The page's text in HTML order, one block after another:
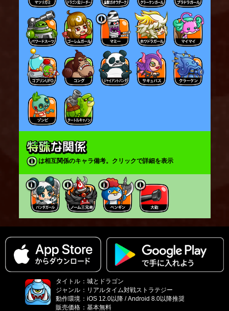
は相互関係のキャラ備考。クリックで詳細を表示
タイトル ： 城とドラゴン
ジャンル ： リアルタイム対戦ストラテジー
動作環境 ： iOS 12.0以降 / Android 8.0以降推奨
販売価格 ： 基本無料